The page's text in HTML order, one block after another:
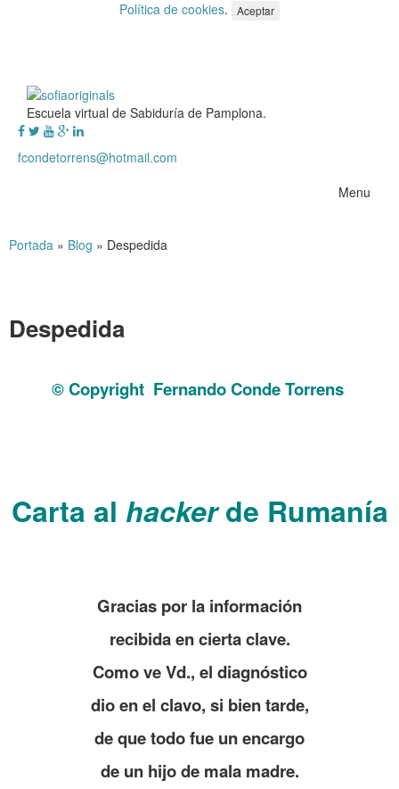
Política de cookies. Aceptar
Escuela virtual de Sabiduría de Pamplona.
fcondetorrens@hotmail.com
Menu
Portada » Blog » Despedida
Despedida
© Copyright Fernando Conde Torrens
Carta al hackerde Rumanía
Gracias por la información
recibida en cierta clave.
Como ve Vd., el diagnóstico
dio en el clavo, si bien tarde,
de que todo fue un encargo
de un hijo de mala madre.